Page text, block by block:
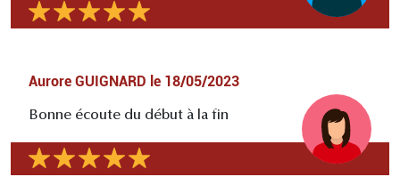
Aurore GUIGNARD le 18/05/2023
Bonne écoute du début à la fin